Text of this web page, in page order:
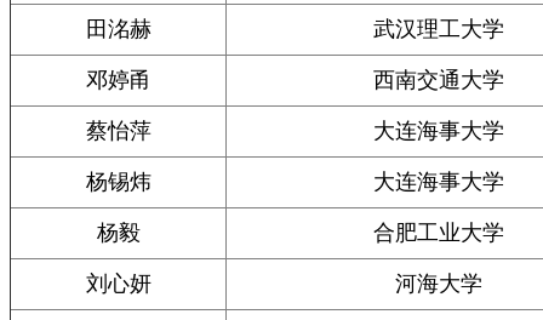
田洺赫 武汉理工大学
邓婷甬 西南交通大学
蔡怡萍 大连海事大学
杨锡炜 大连海事大学
杨毅 合肥工业大学
刘心妍 河海大学